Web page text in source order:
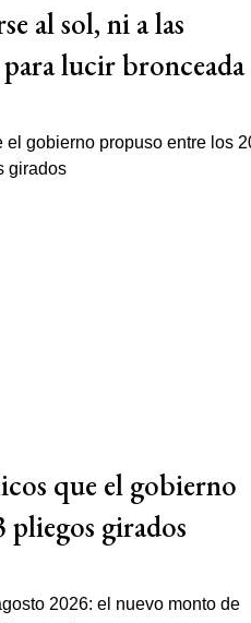
al sol, ni a las
lucir bronceada
que el gobierno
girados